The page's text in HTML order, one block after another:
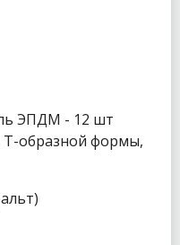
ЭПДМ - 12 шт
образной формы,